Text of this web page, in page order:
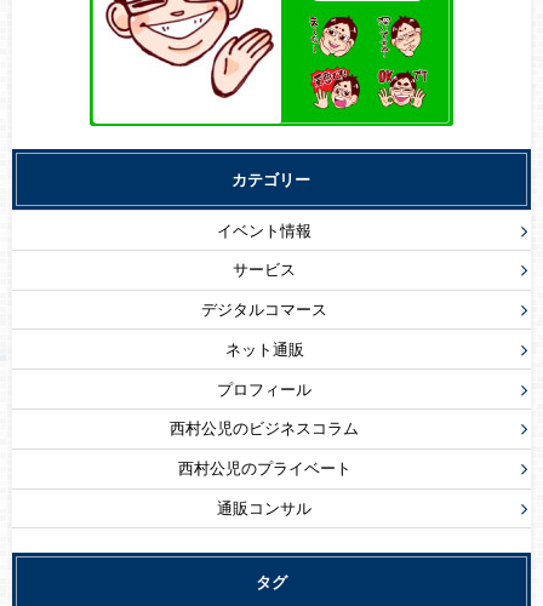
カテゴリー
イベント情報
サービス
デジタルコマース
ネット通販
プロフィール
西村公児のビジネスコラム
西村公児のプライベート
通販コンサル
タグ